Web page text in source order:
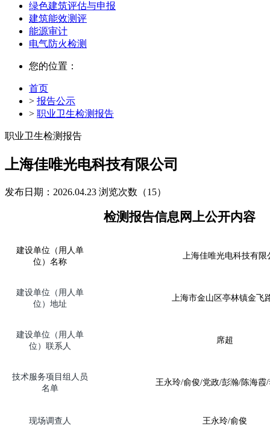
绿色建筑评估与申报
建筑能效测评
能源审计
电气防火检测
您的位置：
首页
> 报告公示
> 职业卫生检测报告
职业卫生检测报告
上海佳唯光电科技有限公司
发布日期：2026.04.23 浏览次数（15）
检测报告信息网上公开内容
建设单位（用人单
位）名称
上海佳唯光电科技有限
建设单位（用人单
位）地址
上海市金山区亭林镇金飞
建设单位（用人单
位）联系人
席超
技术服务项目组人员
名单
王永玲/俞俊/党政/彭瀚/陈海霞/
现场调查人 王永玲/俞俊